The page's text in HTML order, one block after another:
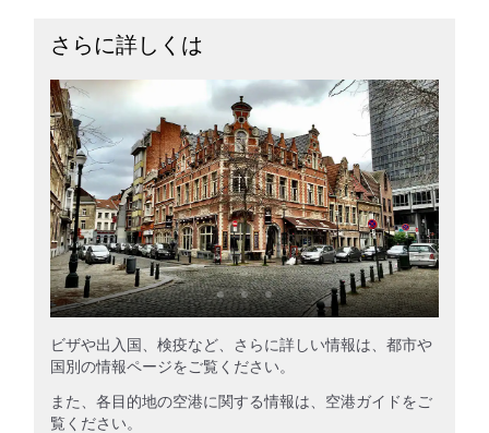
さらに詳しくは
ビザや出入国、検疫など、さらに詳しい情報は、都市や
国別の情報ページをご覧ください。
また、各目的地の空港に関する情報は、空港ガイドをご
覧ください。